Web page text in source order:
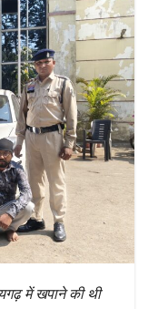
में खपाने की थी